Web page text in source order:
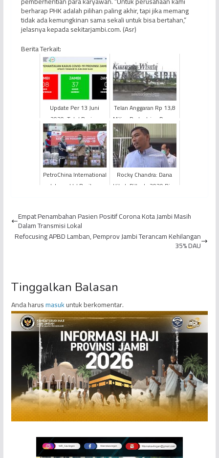
berharap PHK adalah pilihan paling akhir, tapi jika memang
tidak ada kemungkinan sama sekali untuk bisa bertahan,”
jelasnya kepada sekitarjambi.com. (Asr)
Berita Terkait:
Update Per 13 Juni
2020: Total Pasien
Positif Covid-19 Jambi
Bertambah 2, Sembuh
37 O...
Telan Anggaran Rp 13,8
Miliar, Pedestrian Danau
Sipin Urung Dibuka
Untuk Masyarakat
PetroChina International
Jabung Ltd Berikan
Rocky Chandra: Dana
Hibah Pilkada 2020 Bisa
Empat Penambahan Pasien Positif Corona Kota Jambi Masih
Dalam Transmisi Lokal
Refocusing APBD Lamban, Pemprov Jambi Terancam Kehilangan
35% DAU
Tinggalkan Balasan
Anda harusmasukuntuk berkomentar.